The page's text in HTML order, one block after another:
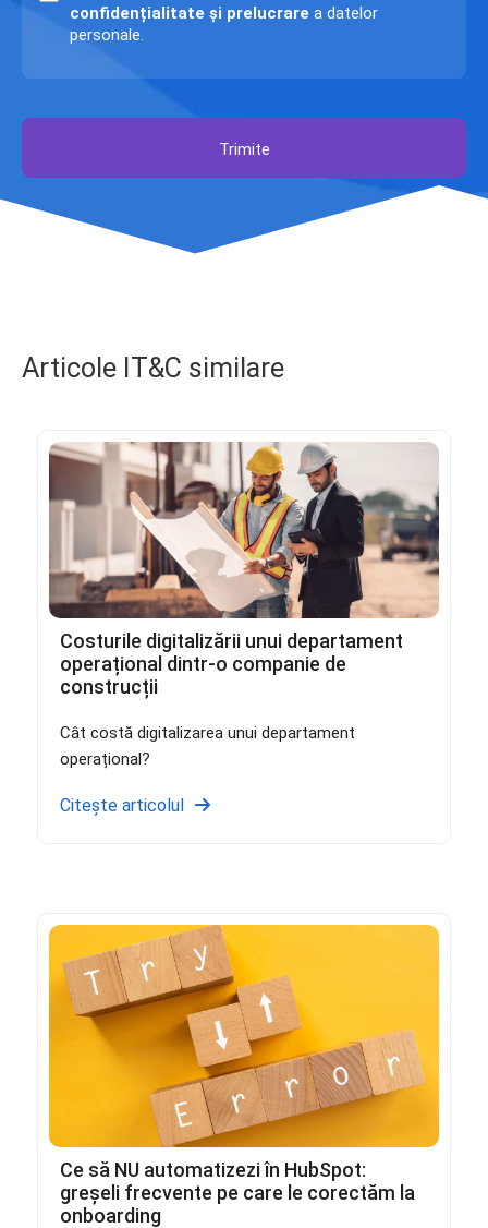
confidențialitate și prelucrare a datelor
personale.
Trimite
Articole IT&C similare
Costurile digitalizării unui departament
operațional dintr-o companie de
construcții
Cât costă digitalizarea unui departament
operațional?
Citește articolul
Ce să NU automatizezi în HubSpot:
greșeli frecvente pe care le corectăm la
onboarding